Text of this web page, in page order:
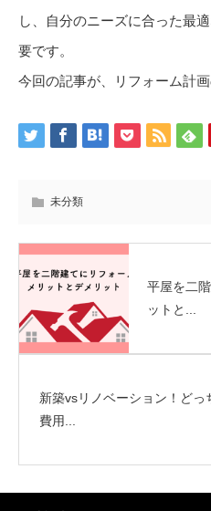
し、自分のニーズに合った最
要です。
今回の記事が、リフォーム計
未分類
平屋を二
ットと...
新築vsリノベーション！どっ
費用...